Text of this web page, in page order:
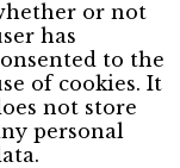
or not
has
to the
of cookies. It
not store
personal